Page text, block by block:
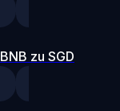
BNB zu SGD